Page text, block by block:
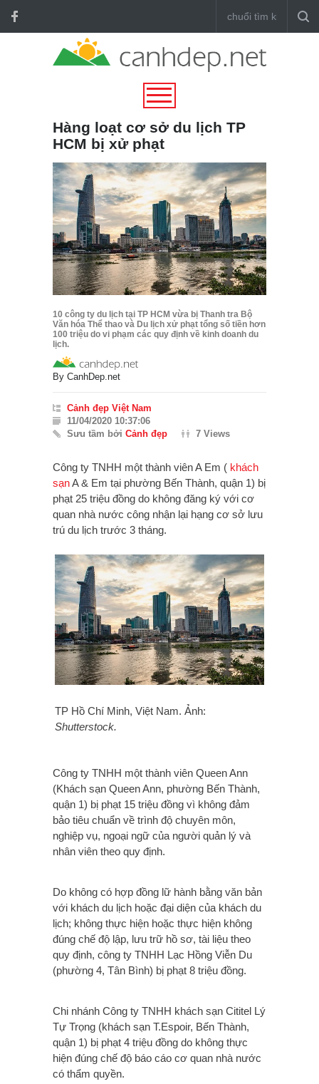
Hàng loạt cơ sở du lịch TP
HCM bị xử phạt
10 công ty du lịch tại TP HCM vừa bị Thanh tra Bộ
Văn hóa Thể thao và Du lịch xử phạt tổng số tiền hơn
100 triệu do vi phạm các quy định về kinh doanh du
lịch.
By CanhDep.net
Cảnh đẹp Việt Nam
11/04/2020 10:37:06
Sưu tầm bởi Cảnh đẹp 7 Views
Công ty TNHH một thành viên A Em ( khách
sạnA & Em tại phường Bến Thành, quận 1) bị
phạt 25 triệu đồng do không đăng ký với cơ
quan nhà nước công nhận lại hạng cơ sở lưu
trú du lịch trước 3 tháng.
TP Hồ Chí Minh, Việt Nam. Ảnh:
Shutterstock.
Công ty TNHH một thành viên Queen Ann
(Khách sạn Queen Ann, phường Bến Thành,
quận 1) bị phạt 15 triệu đồng vì không đảm
bảo tiêu chuẩn về trình độ chuyên môn,
nghiệp vụ, ngoại ngữ của người quản lý và
nhân viên theo quy định.
Do không có hợp đồng lữ hành bằng văn bản
với khách du lịch hoặc đại diện của khách du
lịch; không thực hiện hoặc thực hiện không
đúng chế độ lập, lưu trữ hồ sơ, tài liệu theo
quy định, công ty TNHH Lạc Hồng Viễn Du
(phường 4, Tân Bình) bị phạt 8 triệu đồng.
Chi nhánh Công ty TNHH khách sạn Cititel Lý
Tự Trọng (khách sạn T.Espoir, Bến Thành,
quận 1) bị phạt 4 triệu đồng do không thực
hiện đúng chế độ báo cáo cơ quan nhà nước
có thẩm quyền.